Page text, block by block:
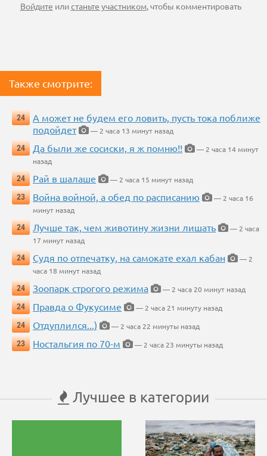
Войдите илистаньте участником, чтобы комментировать
Также смотрите:
24
А может не будем его ловить, пусть тока поближе
подойдет
— 2 часа 13 минут назад
24
Да были же сосиски, я ж помню!!
— 2 часа 14 минут
назад
24
Рай в шалаше
— 2 часа 15 минут назад
23
Война войной, а обед по расписанию
— 2 часа 16
минут назад
24
Лучше так, чем животину жизни лишать
— 2 часа
17 минут назад
24
Судя по отпечатку, на самокате ехал кабан
— 2
часа 18 минут назад
24
Зоопарк строгого режима
— 2 часа 20 минут назад
24
Правда о Фукусиме
— 2 часа 21 минуту назад
24
Отдуплился...)
— 2 часа 22 минуты назад
23
Ностальгия по 70-м — 2 часа 23 минуты назад
Лучшее в категории